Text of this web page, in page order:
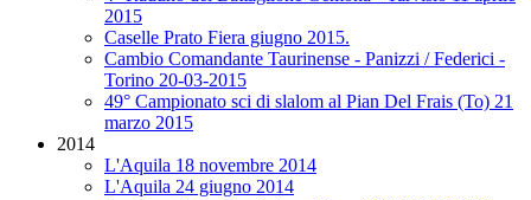
2015
Caselle Prato Fiera giugno 2015.
Cambio Comandante Taurinense - Panizzi / Federici -
Torino 20-03-2015
49° Campionato sci di slalom al Pian Del Frais (To) 21
marzo 2015
2014
L'Aquila 18 novembre 2014
L'Aquila 24 giugno 2014